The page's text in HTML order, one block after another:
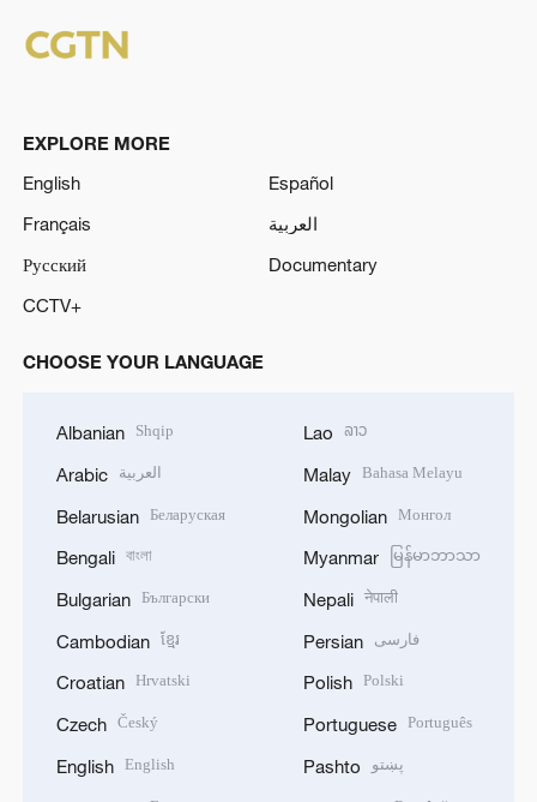
EXPLORE MORE
English
Español
Français
العربية
Русский
Documentary
CCTV+
CHOOSE YOUR LANGUAGE
Albanian Shqip
Arabic العربية
Belarusian Беларуская
Bengali বাংলা
Bulgarian Български
Cambodian ខ្មែរ
Croatian Hrvatski
Czech Český
English English
Lao ລາວ
Malay Bahasa Melayu
Mongolian Монгол
Myanmar မြန်မာဘာသာ
Nepali नेपाली
Persian فارسی
Polish Polski
Portuguese Português
Pashto پښتو